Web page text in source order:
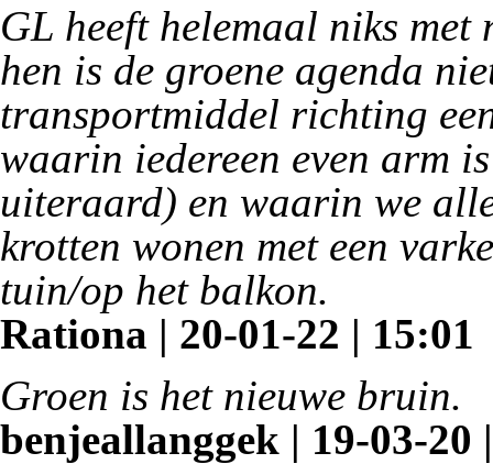
GL heeft helemaal niks
hen is de groene agenda
transportmiddel richting
waarin iedereen even arm
uiteraard) en waarin we
krotten wonen met een
tuin/op het balkon.
Rationa | 20-01-22 | 15:01
Groen is het nieuwe bruin.
benjeallanggek | 19-03-20